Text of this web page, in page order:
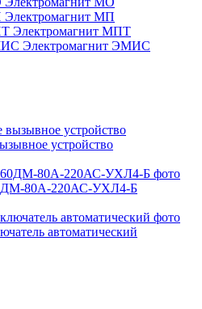
Электромагнит МП
Электромагнит МПТ
Электромагнит ЭМИС
устройство
80А-220АС-УХЛ4-Б
автоматический